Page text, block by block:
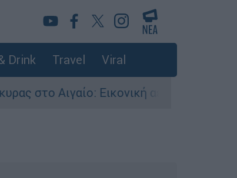
Drink Travel Viral
Αιγαίο: Εικονική αερομαχία ανάμεσα